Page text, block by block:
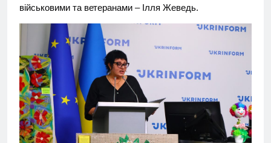
військовими та ветеранами – Ілля Жеведь.